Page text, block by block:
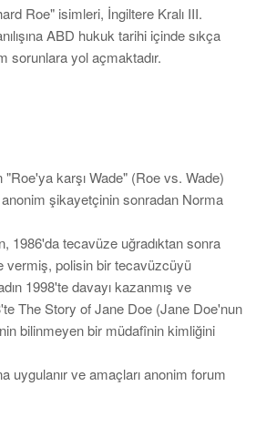
Roe" isimleri, İngiltere Kralı III.
ABD hukuk tarihi içinde sıkça
sorunlara yol açmaktadır.
karşı Wade" (Roe vs. Wade)
anonim şikayetçinin sonradan Norma
1986'da tecavüze uğradıktan sonra
vermiş, polisin bir tecavüzcüyü
1998'te davayı kazanmış ve
The Story of Jane Doe (Jane Doe'nun
bilinmeyen bir müdafînin kimliğini
uygulanır ve amaçları anonim forum